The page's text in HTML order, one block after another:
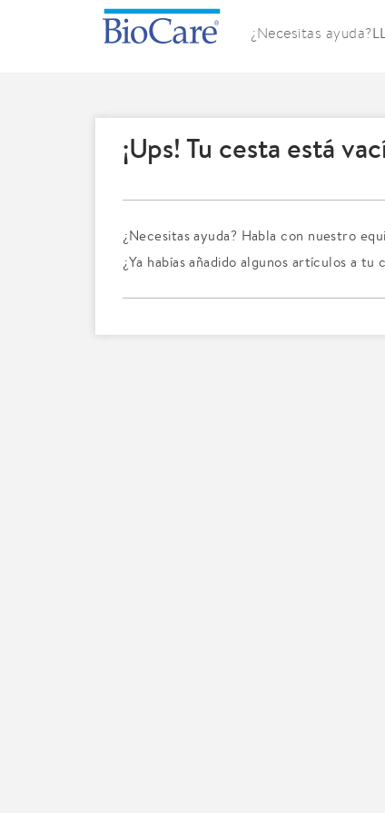
¿Necesitas ayuda?
¡Ups! Tu cesta está
¿Necesitas ayuda? Habla con nuestro
¿Ya habías añadido algunos artículos a tu